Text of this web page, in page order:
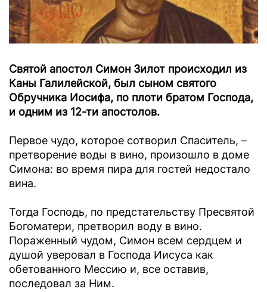
Святой апостол Симон Зилот происходил из
Каны Галилейской, был сыном святого
Обручника Иосифа, по плоти братом Господа,
и одним из 12-ти апостолов.
Первое чудо, которое сотворил Спаситель, –
претворение воды в вино, произошло в доме
Симона: во время пира для гостей недостало
вина.
Тогда Господь, по предстательству Пресвятой
Богоматери, претворил воду в вино.
Пораженный чудом, Симон всем сердцем и
душой уверовал в Господа Иисуса как
обетованного Мессию и, все оставив,
последовал за Ним.